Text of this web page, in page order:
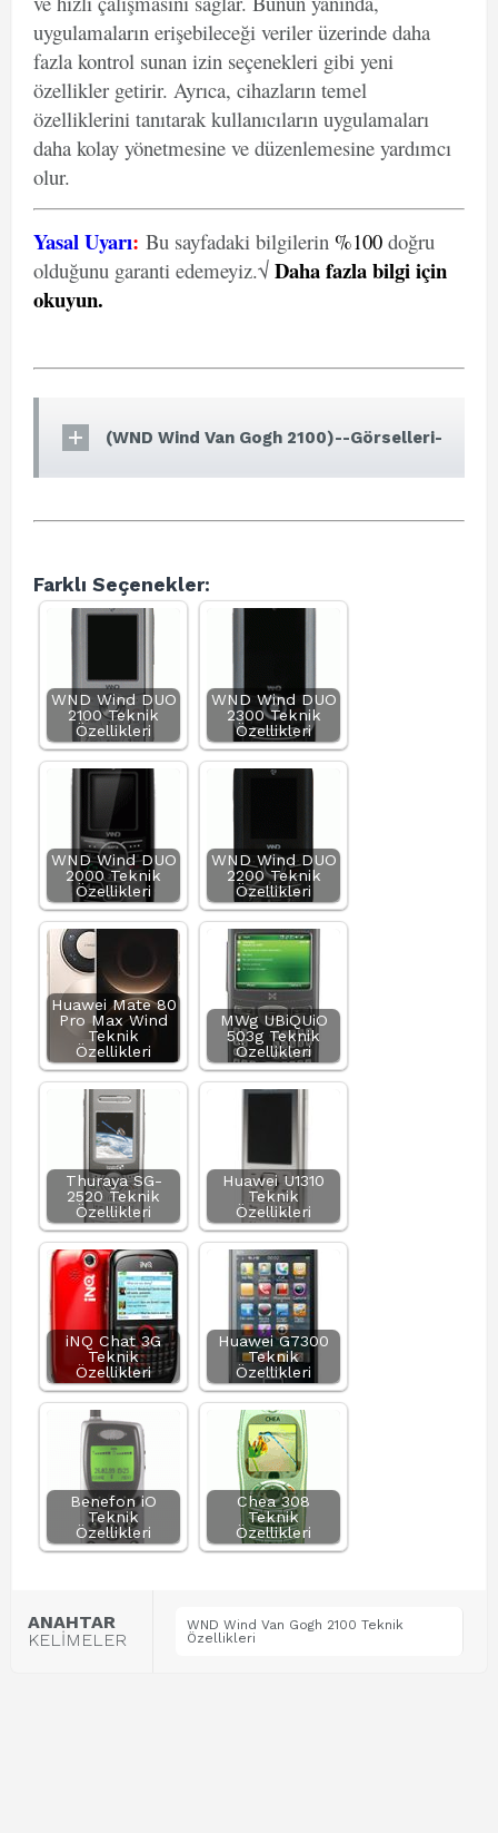
uygulamaların erişebileceği veriler üzerinde daha
fazla kontrol sunan izin seçenekleri gibi yeni
özellikler getirir. Ayrıca, cihazların temel
özelliklerini tanıtarak kullanıcıların uygulamaları
daha kolay yönetmesine ve düzenlemesine yardımcı
olur.
Yasal Uyarı: Bu sayfadaki bilgilerin %100 doğru
olduğunu garanti edemeyiz.√ Daha fazla bilgi için
okuyun.
(WND Wind Van Gogh 2100)--Görselleri-
Farklı Seçenekler:
WND Wind DUO
2100 Teknik
Özellikleri
WND Wind DUO
2300 Teknik
Özellikleri
WND Wind DUO
2000 Teknik
Özellikleri
WND Wind DUO
2200 Teknik
Özellikleri
Huawei Mate 80
Pro Max Wind
Teknik
Özellikleri
MWg UBiQUiO
503g Teknik
Özellikleri
Thuraya SG-
2520 Teknik
Özellikleri
Huawei U1310
Teknik
Özellikleri
iNQ Chat 3G
Teknik
Özellikleri
Huawei G7300
Teknik
Özellikleri
Benefon iO
Teknik
Özellikleri
Chea 308
Teknik
Özellikleri
ANAHTAR
KELİMELER
WND Wind Van Gogh 2100 Teknik
Özellikleri